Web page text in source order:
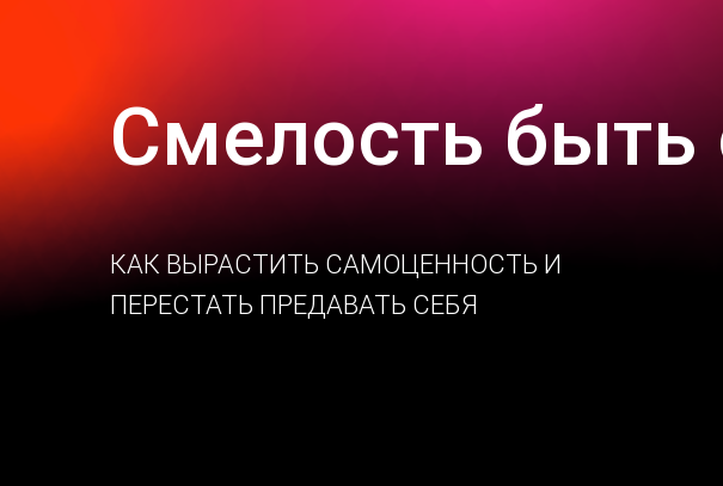
КАК ВЫРАСТИТЬ САМОЦЕННОСТЬ И
ПЕРЕСТАТЬ ПРЕДАВАТЬ СЕБЯ
Смелость быть